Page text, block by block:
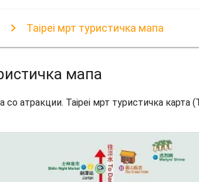
Taipei мрт туристичка мапа
мапа
со атракции. Taipei мрт туристичка карта